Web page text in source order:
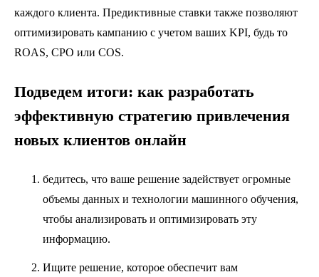
каждого клиента. Предиктивные ставки также позволяют
оптимизировать кампанию с учетом ваших KPI, будь то
ROAS, CPO или COS.
Подведем итоги: как разработать
эффективную стратегию привлечения
новых клиентов онлайн
бедитесь, что ваше решение задействует огромные
объемы данных и технологии машинного обучения,
чтобы анализировать и оптимизировать эту
информацию.
Ищите решение, которое обеспечит вам